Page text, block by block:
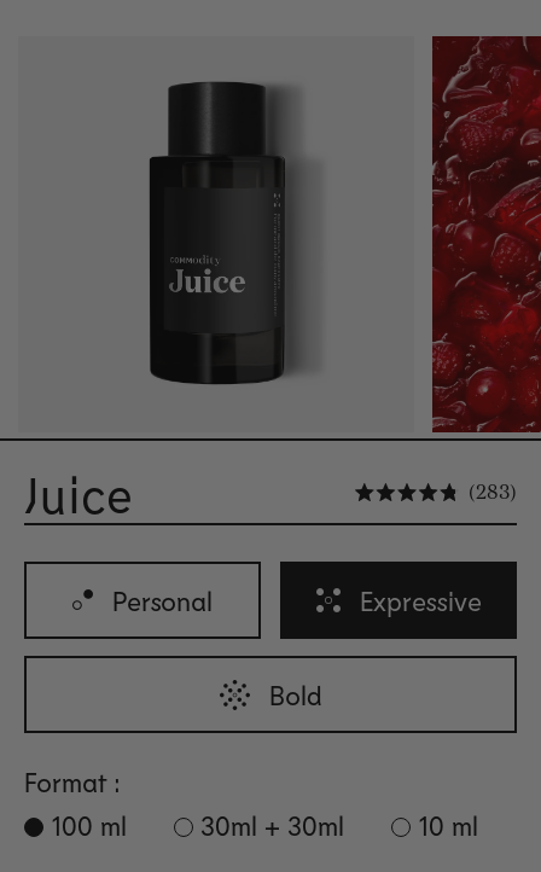
Juice 283
Personal Expressive
Bold
Format :
100 ml
30ml + 30ml 10 ml